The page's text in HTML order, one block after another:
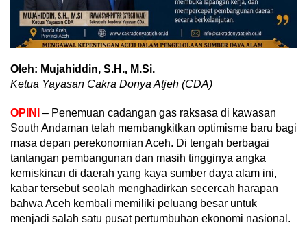
Oleh: Mujahiddin, S.H., M.Si.
Ketua Yayasan Cakra Donya Atjeh (CDA)
OPINI
– Penemuan cadangan gas raksasa di kawasan
South Andaman telah membangkitkan optimisme baru bagi
masa depan perekonomian Aceh. Di tengah berbagai
tantangan pembangunan dan masih tingginya angka
kemiskinan di daerah yang kaya sumber daya alam ini,
kabar tersebut seolah menghadirkan secercah harapan
bahwa Aceh kembali memiliki peluang besar untuk
menjadi salah satu pusat pertumbuhan ekonomi nasional.